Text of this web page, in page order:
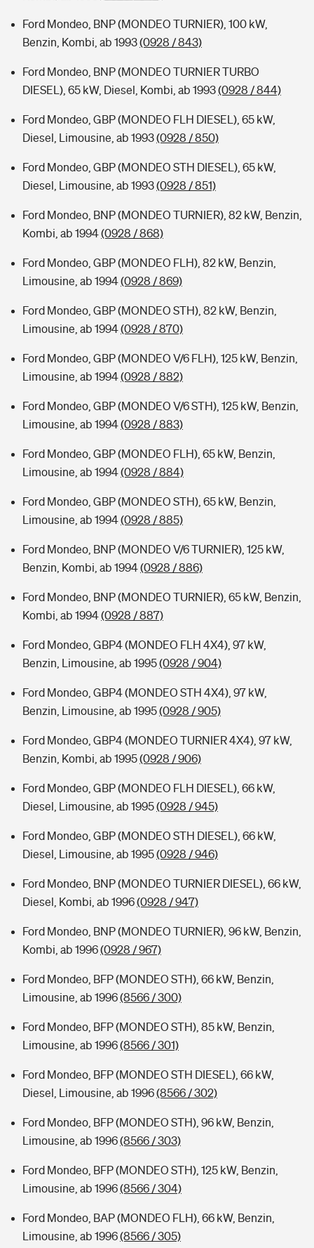
Ford Mondeo, BNP (MONDEO TURNIER), 100 kW,
Benzin, Kombi, ab 1993(0928 / 843)
Ford Mondeo, BNP (MONDEO TURNIER TURBO
DIESEL), 65 kW, Diesel, Kombi, ab 1993(0928 / 844)
Ford Mondeo, GBP (MONDEO FLH DIESEL), 65 kW,
Diesel, Limousine, ab 1993(0928 / 850)
Ford Mondeo, GBP (MONDEO STH DIESEL), 65 kW,
Diesel, Limousine, ab 1993(0928 / 851)
Ford Mondeo, BNP (MONDEO TURNIER), 82 kW, Benzin,
Kombi, ab 1994(0928 / 868)
Ford Mondeo, GBP (MONDEO FLH), 82 kW, Benzin,
Limousine, ab 1994(0928 / 869)
Ford Mondeo, GBP (MONDEO STH), 82 kW, Benzin,
Limousine, ab 1994(0928 / 870)
Ford Mondeo, GBP (MONDEO V/6 FLH), 125 kW, Benzin,
Limousine, ab 1994(0928 / 882)
Ford Mondeo, GBP (MONDEO V/6 STH), 125 kW, Benzin,
Limousine, ab 1994(0928 / 883)
Ford Mondeo, GBP (MONDEO FLH), 65 kW, Benzin,
Limousine, ab 1994(0928 / 884)
Ford Mondeo, GBP (MONDEO STH), 65 kW, Benzin,
Limousine, ab 1994(0928 / 885)
Ford Mondeo, BNP (MONDEO V/6 TURNIER), 125 kW,
Benzin, Kombi, ab 1994(0928 / 886)
Ford Mondeo, BNP (MONDEO TURNIER), 65 kW, Benzin,
Kombi, ab 1994(0928 / 887)
Ford Mondeo, GBP4 (MONDEO FLH 4X4), 97 kW,
Benzin, Limousine, ab 1995(0928 / 904)
Ford Mondeo, GBP4 (MONDEO STH 4X4), 97 kW,
Benzin, Limousine, ab 1995(0928 / 905)
Ford Mondeo, GBP4 (MONDEO TURNIER 4X4), 97 kW,
Benzin, Kombi, ab 1995(0928 / 906)
Ford Mondeo, GBP (MONDEO FLH DIESEL), 66 kW,
Diesel, Limousine, ab 1995(0928 / 945)
Ford Mondeo, GBP (MONDEO STH DIESEL), 66 kW,
Diesel, Limousine, ab 1995(0928 / 946)
Ford Mondeo, BNP (MONDEO TURNIER DIESEL), 66 kW,
Diesel, Kombi, ab 1996(0928 / 947)
Ford Mondeo, BNP (MONDEO TURNIER), 96 kW, Benzin,
Kombi, ab 1996(0928 / 967)
Ford Mondeo, BFP (MONDEO STH), 66 kW, Benzin,
Limousine, ab 1996(8566 / 300)
Ford Mondeo, BFP (MONDEO STH), 85 kW, Benzin,
Limousine, ab 1996(8566 / 301)
Ford Mondeo, BFP (MONDEO STH DIESEL), 66 kW,
Diesel, Limousine, ab 1996(8566 / 302)
Ford Mondeo, BFP (MONDEO STH), 96 kW, Benzin,
Limousine, ab 1996(8566 / 303)
Ford Mondeo, BFP (MONDEO STH), 125 kW, Benzin,
Limousine, ab 1996(8566 / 304)
Ford Mondeo, BAP (MONDEO FLH), 66 kW, Benzin,
Limousine, ab 1996(8566 / 305)